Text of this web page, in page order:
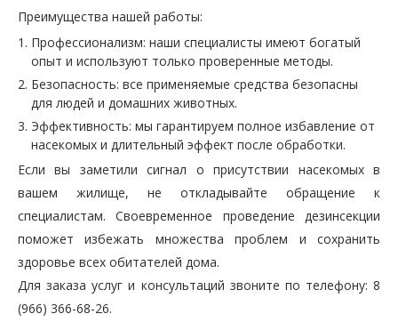
Преимущества нашей работы:
Профессионализм: наши специалисты имеют богатый
опыт и используют только проверенные методы.
Безопасность: все применяемые средства безопасны
для людей и домашних животных.
Эффективность: мы гарантируем полное избавление от
насекомых и длительный эффект после обработки.
Если вы заметили сигнал о присутствии насекомых в
вашем жилище, не откладывайте обращение к
специалистам. Своевременное проведение дезинсекции
поможет избежать множества проблем и сохранить
здоровье всех обитателей дома.
Для заказа услуг и консультаций звоните по телефону: 8
(966) 366-68-26.